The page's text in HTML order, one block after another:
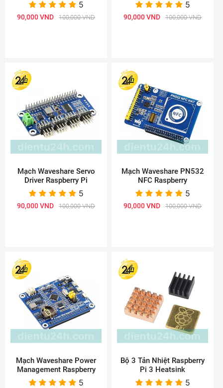
5
90,000 VND 100,000 VND
5
90,000 VND 100,000 VND
Mạch Waveshare Servo
Driver Raspberry Pi
5
90,000 VND 100,000 VND
Mạch Waveshare PN532
NFC Raspberry
5
90,000 VND 100,000 VND
Mạch Waveshare Power
Management Raspberry
5
Bộ 3 Tản Nhiệt Raspberry
Pi 3 Heatsink
5